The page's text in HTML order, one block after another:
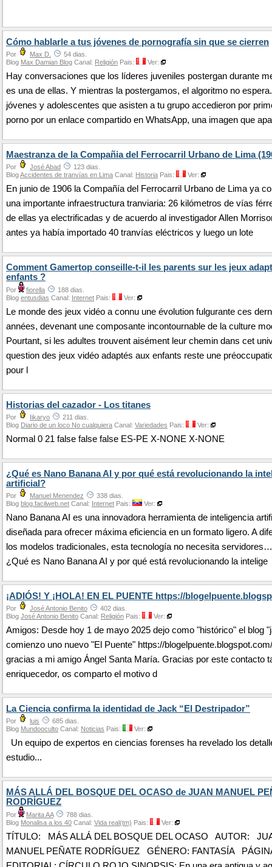
Cómo hablarle a tus jóvenes de pornografía sin que se cierren
Por Max D.
54 dias.
Blog Max Damian Blog Canal: Religión Pais: Ver:
Hay conversaciones que los líderes juveniles postergan durante
es una de ellas. Y mientras la postergamos, el algoritmo no
jóvenes y adolescentes que asisten a tu grupo accedieron por
porno por un enlace compartido en WhatsApp, una imagen que
Maestranza de la Compañia del Ferrocarril Urbano de Lima
Por José Abad
123 dias.
BlogAccidentes de tranvías en Lima Canal: Historia Pais: Ver:
En junio de 1906 la Compañía del Ferrocarril Urbano de Lima ya
una importante infraestructura tranviaria: 26 kilómetros de vías
de ellas ya electrificadas y de acuerdo al investigador Allen
antes ya había importado 40 tranvías eléctricos y luego un lote
Comment Gamertop conseille-t-il les parents sur les jeux
enfants ?
Por fiorella
188 dias.
Blog entusdias Canal: Internet Pais: Ver:
Le monde des jeux vidéo a connu une évolution fulgurante ces
années, devenant une composante incontournable de la culture
Pourtant, si les adultes trouvent aisément leur chemin dans cet
question des jeux vidéo adaptés aux enfants reste une
pour l
Historias del cazador - Los titanes
Por Iikaryo
211 dias.
Blog Diario de un loco No cualquiera Canal: Variedades Pais: Ver:
Normal 0 21 false false false ES-PE X-NONE X-NONE
¿Qué es Nano Banana AI y por qué está revolucionando la
artificial?
Por Manuel Menendez
338 dias.
Blog blog.facilweb.net Canal: Internet Pais: Ver:
Nano Banana AI es una innovadora herramienta de inteligencia
diseñada para ofrecer máxima eficiencia en un formato ligero. A
los modelos tradicionales, esta tecnología no necesita
¿Qué es Nano Banana AI y por qué está revolucionando la intelige
¡ADIÓS! Y ¡HOLA! EN EL PUENTE https://
Por José Antonio Benito
402 dias.
Blog José Antonio Benito Canal: Religión Pais: Ver:
Amigos: Desde hoy 1 de mayo 2025 dejo como "histórico" el blog
comienzo uno nuevo "El Puente" https://
gracias a mi amigo Ángel Santa María. Gracias por este contacto
enriquecedor, os comparto el motivo d
La Ciencia confirma la identidad de Jack “El Destripador”
Por luis
685 dias.
Blog Mundooculto Canal: Noticias Pais: Ver:
Un equipo de expertos en ciencias forenses ha revelado los
estudio...
MÁS ALLÁ DEL BOSQUE DEL OCASO de JUAN MANUEL
RODRÍGUEZ
Por Marita AA
788 dias.
Blog Monalisa a los 40 Canal: Vida real(tm) Pais: Ver:
TÍTULO: MÁS ALLÁ DEL BOSQUE DEL OCASO AUTOR:
MANUEL PEÑATE RODRÍGUEZ GÉNERO: FANTASÍA